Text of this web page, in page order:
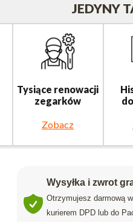
JEDYNY
Tysiące renowacji
zegarków
Zobacz
Wysyłka i zwrot
Otrzymujesz darmową
kurierem DPD lub do